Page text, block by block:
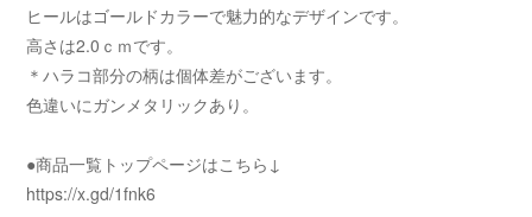
ヒールはゴールドカラーで魅力的なデザインです。
高さは2.0ｃｍです。
＊ハラコ部分の柄は個体差がございます。
色違いにガンメタリックあり。
●商品一覧トップページはこちら↓
https://x.gd/1fnk6